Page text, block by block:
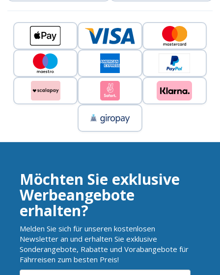
Möchten Sie exklusive
Werbeangebote
erhalten?
Melden Sie sich für unseren kostenlosen
Newsletter an und erhalten Sie exklusive
Sonderangebote, Rabatte und Vorabangebote für
Fährreisen zum besten Preis!